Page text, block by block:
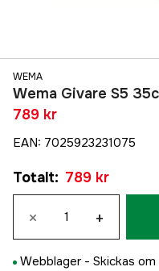
WEMA
Wema Givare S5
789 kr
EAN: 7025923231075
Totalt: 789 kr
× +
Webblager - Skickas